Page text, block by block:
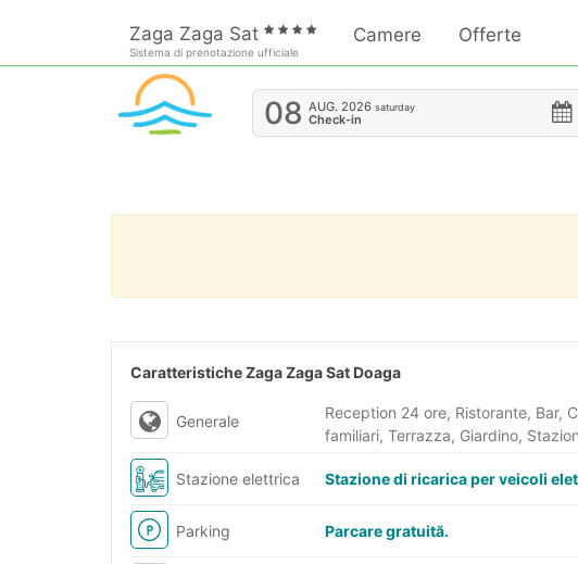
Zaga Zaga Sat
Sistema di prenotazione ufficiale
Camere Offerte
08 AUG. 2026 saturday
Check-in
Caratteristiche Zaga Zaga Sat Doaga
Generale
Reception 24 ore, Ristorante, Bar,
familiari, Terrazza, Giardino,
Stazione elettrica Stazione di ricarica per veicoli
Parking Parcare gratuită.